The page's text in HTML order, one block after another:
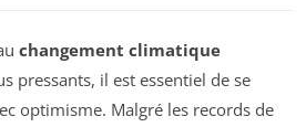
changement climatique
pressants, il est essentiel de se
optimisme. Malgré les records de